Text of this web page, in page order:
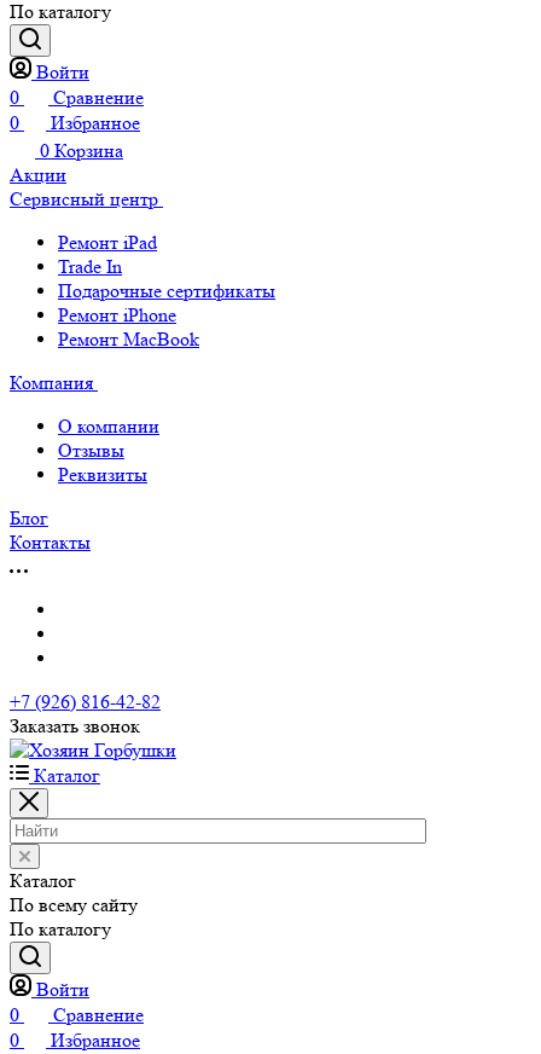
По каталогу
Войти
0
Сравнение
0
Избранное
0 Корзина
Акции
Сервисный центр
Ремонт iPad
Trade In
Подарочные сертификаты
Ремонт iPhone
Ремонт MacBook
Компания
О компании
Отзывы
Реквизиты
Блог
Контакты
+7 (926) 816-42-82
Заказать звонок
Каталог
Каталог
По всему сайту
По каталогу
Войти
0
Сравнение
0
Избранное